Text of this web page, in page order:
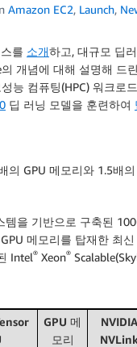
Amazon EC2, Launch,
를 소개하고, 대규모 딥
개념에 대해 설명해 드
능 컴퓨팅(HPC) 워크로
딥 러닝 모델을 훈련하여
의 GPU 메모리와 1.5배
을 기반으로 구축된
메모리를 탑재한 최
Intel® Xeon®
GPU 메
모리
NVIDIA